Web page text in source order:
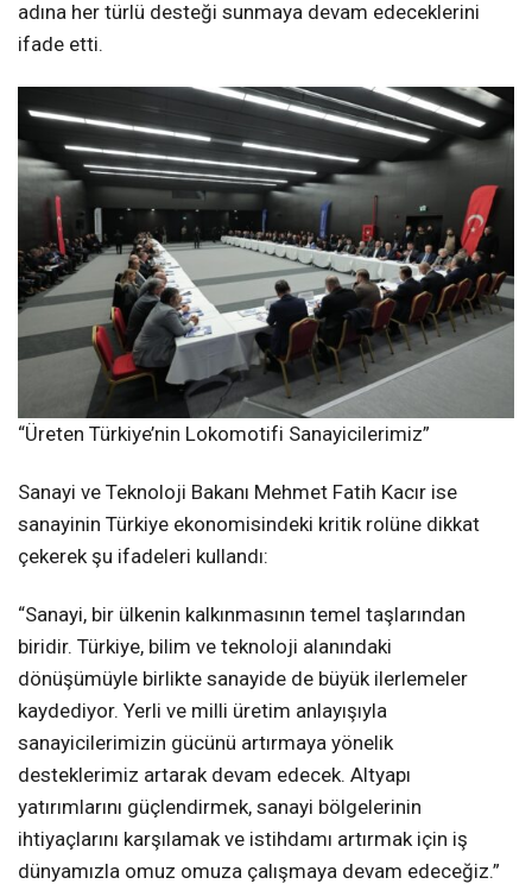
adına her türlü desteği sunmaya devam edeceklerini
ifade etti.
“Üreten Türkiye’nin Lokomotifi Sanayicilerimiz”
Sanayi ve Teknoloji Bakanı Mehmet Fatih Kacır ise
sanayinin Türkiye ekonomisindeki kritik rolüne dikkat
çekerek şu ifadeleri kullandı:
“Sanayi, bir ülkenin kalkınmasının temel taşlarından
biridir. Türkiye, bilim ve teknoloji alanındaki
dönüşümüyle birlikte sanayide de büyük ilerlemeler
kaydediyor. Yerli ve milli üretim anlayışıyla
sanayicilerimizin gücünü artırmaya yönelik
desteklerimiz artarak devam edecek. Altyapı
yatırımlarını güçlendirmek, sanayi bölgelerinin
ihtiyaçlarını karşılamak ve istihdamı artırmak için iş
dünyamızla omuz omuza çalışmaya devam edeceğiz.”